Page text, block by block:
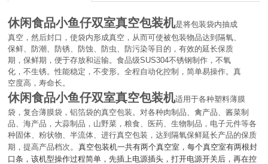
休闲食品小鱼仔双室真空包装机是将包装袋内抽成
真空，然后封口，使袋内形成真空，从而可使被包装物品达到隔氧、
保鲜、防潮、防锈、防蚀、防虫、防污染等目的，有效的延长保质
期，保鲜期，便于存放和运输。食品级SUS304不锈钢制作，不氧
化，不生锈。性能稳定，不变形。全程自动化控制，简单易操作。真
空度高，寿命长。
休闲食品小鱼仔双室真空包装机适用于各种塑料薄膜
袋，复合薄膜袋，铝箔袋的真空包装。对各种肉制品、禽产品、酱菜制
品、海产品，大蒜制品，山野菜，粮食、医药、生物制品，电子元件等各
种固体、粉状物、半流体、进行真空包装，达到隔氧保鲜延长产品的保质
期，提高产品档次 。真空包装机一共有两个真空室，每个真空室有两根封
口条，该机型操作过程简单，先插上电源插头，打开电源开关后，再在控